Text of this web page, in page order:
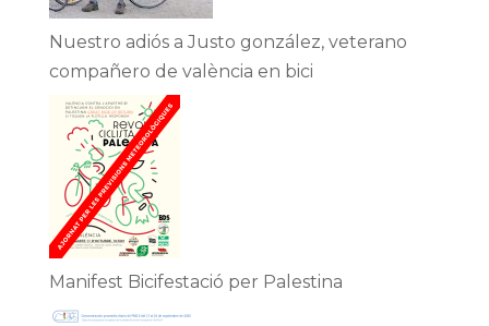
Nuestro adiós a Justo gonzález, veterano
compañero de valència en bici
Manifest Bicifestació per Palestina